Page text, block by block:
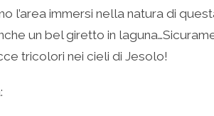
l’area immersi nella natura di
un bel giretto in
tricolori nei cieli di Jesolo!